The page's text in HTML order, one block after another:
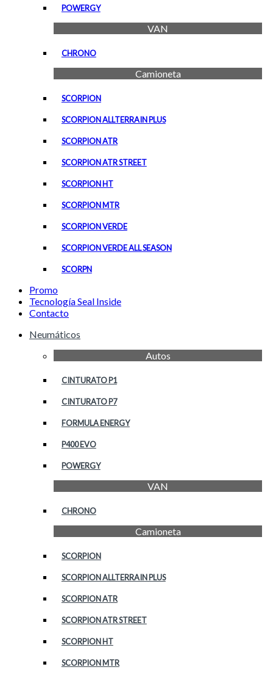
POWERGY
VAN
CHRONO
Camioneta
SCORPION
SCORPION ALLTERRAIN PLUS
SCORPION ATR
SCORPION ATR STREET
SCORPION HT
SCORPION MTR
SCORPION VERDE
SCORPION VERDE ALL SEASON
SCORPN
Promo
Tecnología Seal Inside
Contacto
Neumáticos
Autos
CINTURATO P1
CINTURATO P7
FORMULA ENERGY
P400 EVO
POWERGY
VAN
CHRONO
Camioneta
SCORPION
SCORPION ALLTERRAIN PLUS
SCORPION ATR
SCORPION ATR STREET
SCORPION HT
SCORPION MTR